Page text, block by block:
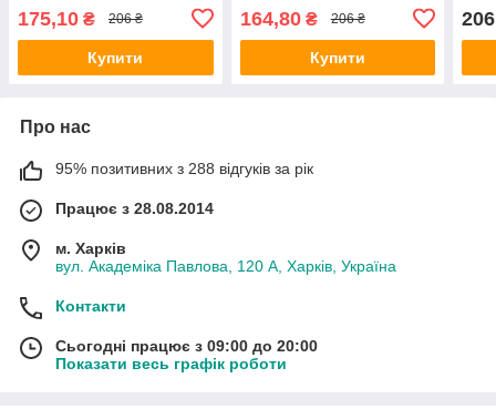
175,10 ₴ 206 ₴
Купити
164,80₴ 206 ₴
Купити
206
Про нас
95% позитивних з 288 відгуків за рік
Працює з 28.08.2014
м. Харків
вул. Академіка Павлова, 120 А, Харків, Україна
Контакти
Сьогодні працює з 09:00 до 20:00
Показати весь графік роботи